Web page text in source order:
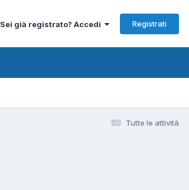
Sei già registrato? Accedi Registrati
Tutte le attività